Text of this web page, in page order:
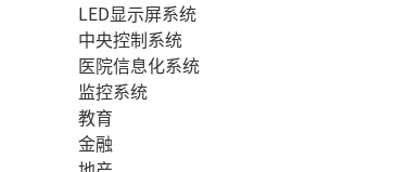
LED显示屏系统
中央控制系统
医院信息化系统
监控系统
教育
金融